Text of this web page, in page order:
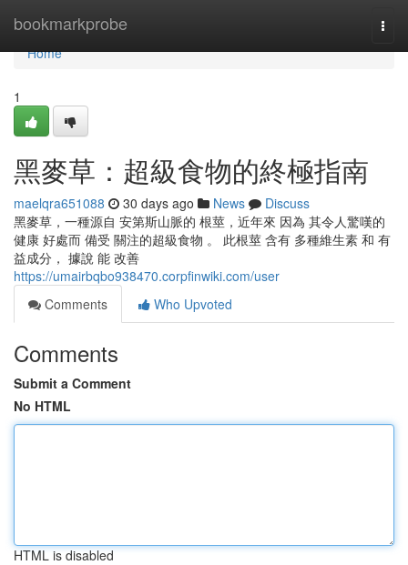
bookmarkprobe
Home
Home
1
黑麥草：超級食物的終極指南
maelqra651088 30 days ago News
Discuss
黑麥草，一種源自 安第斯山脈的 根莖，近年來 因為 其令人驚嘆的
健康 好處而 備受 關注的超級食物 。 此根莖 含有 多種維生素 和 有
益成分， 據說 能 改善
https://umairbqbo938470.corpfinwiki.com/user
Comments
Who Upvoted
Comments
Submit a Comment
No HTML
HTML is disabled